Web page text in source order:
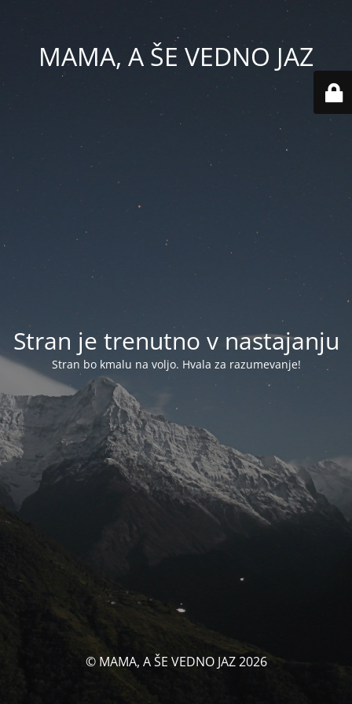
MAMA, A ŠE VEDNO JAZ
Stran je trenutno v nastajanju
Stran bo kmalu na voljo. Hvala za razumevanje!
© MAMA, A ŠE VEDNO JAZ 2026